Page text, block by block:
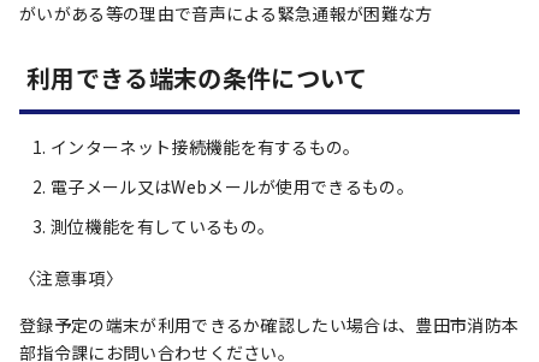
がいがある等の理由で音声による緊急通報が困難な方
利用できる端末の条件について
インターネット接続機能を有するもの。
電子メール又はWebメールが使用できるもの。
測位機能を有しているもの。
〈注意事項〉
登録予定の端末が利用できるか確認したい場合は、豊田市消防本
部指令課にお問い合わせください。